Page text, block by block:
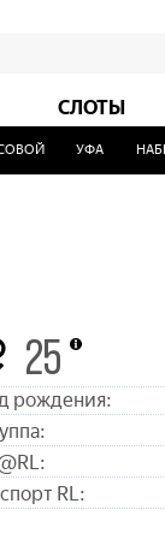
СЛОТЫ
УФА
25
рождения:
RL: